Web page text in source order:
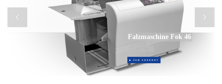
Falzmaschine Fok 46
Vollautomatische und programmierbare
Tischfalzmaschine bis DIN A3
▶ ZUM ANGEBOT